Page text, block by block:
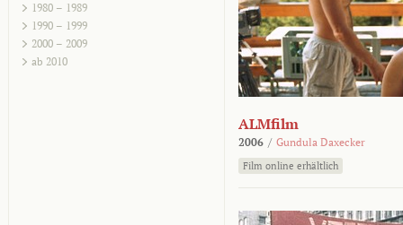
1980 – 1989
1990 – 1999
2000 – 2009
ab 2010
ALMfilm
2006 / Gundula Daxecker
Film online erhältlich